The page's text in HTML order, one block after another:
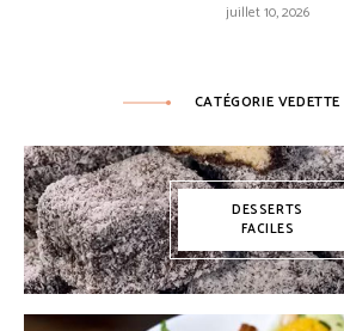
juillet 10, 2026
CATÉGORIE VEDETTE
DESSERTS
FACILES